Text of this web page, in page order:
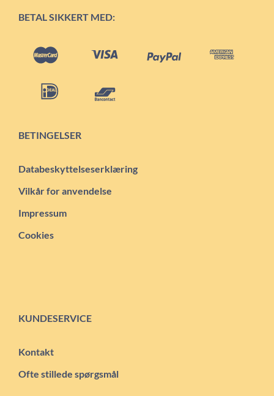
BETAL SIKKERT MED:
BETINGELSER
Databeskyttelseserklæring
Vilkår for anvendelse
Impressum
Cookies
KUNDESERVICE
Kontakt
Ofte stillede spørgsmål